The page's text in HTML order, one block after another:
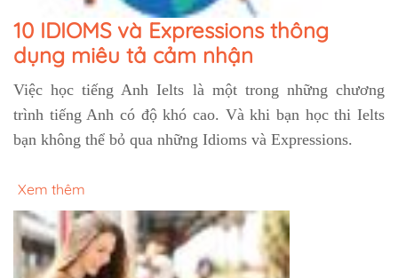
10 IDIOMS và Expressions thông
dụng miêu tả cảm nhận
Việc học tiếng Anh Ielts là một trong những chương
trình tiếng Anh có độ khó cao. Và khi bạn học thi Ielts
bạn không thể bỏ qua những Idioms và Expressions.
Xem thêm